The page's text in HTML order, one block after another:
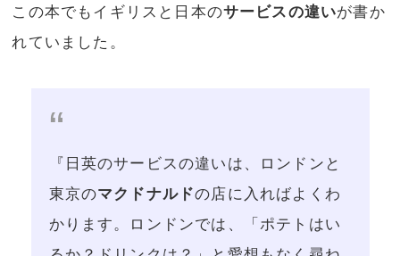
この本でもイギリスと日本のサービスの違いが書か
れていました。
『日英のサービスの違いは、ロンドンと
東京のマクドナルドの店に入ればよくわ
かります。ロンドンでは、「ポテトはい